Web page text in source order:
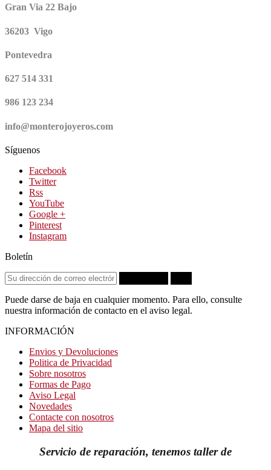
Gran Via 22 Bajo
36203 Vigo
Pontevedra
627 514 331
986 123 234
info@monterojoyeros.com
Síguenos
Facebook
Twitter
Rss
YouTube
Google +
Pinterest
Instagram
Boletín
Puede darse de baja en cualquier momento. Para ello, consulte
nuestra información de contacto en el aviso legal.
INFORMACIÓN
Envios y Devoluciones
Politica de Privacidad
Sobre nosotros
Formas de Pago
Aviso Legal
Novedades
Contacte con nosotros
Mapa del sitio
Servicio de reparación, tenemos taller de